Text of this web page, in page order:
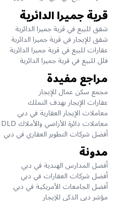
قرية جميرا الدائرية
شقق للبيع في قرية جميرا الدائرية
شقق للإيجار في قرية جميرا الدائرية
عقارات للبيع في قرية جميرا الدائرية
فلل للبيع في قرية جميرا الدائرية
مراجع مفيدة
مجمع سكن عمال للإيجار
عقارات الإيجار بهدف التملك
معاملات الإيجار العقارية في دبي
معاملات دائرة الأراضي والأملاك DLD يومياً
أفضل شركات التطوير العقاري في دبي
مدونة
أفضل المدارس الهندية في دبي
أفضل شركات العقارات في دبي
أفضل الجامعات الأمريكية في دبي
مؤشر دبي الذكي للإيجار